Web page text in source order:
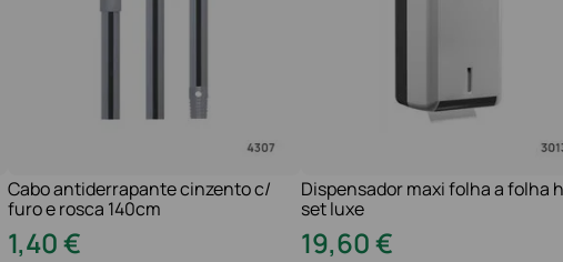
Cabo antiderrapante cinzento c/
furo e rosca 140cm
1,40€
Dispensador maxi folha a folha
set luxe
19,60€